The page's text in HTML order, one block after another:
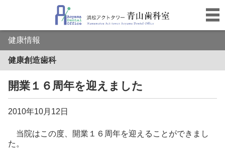
健康情報
健康創造歯科
開業１６周年を迎えました
2010年10月12日
当院はこの度、開業１６周年を迎えることができまし
た。